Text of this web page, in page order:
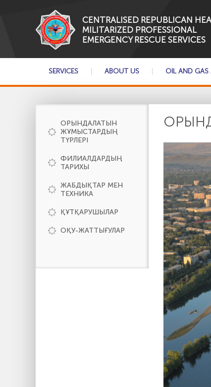
CENTRALISED REPUBLICAN
MILITARIZED PROFESSIONAL
EMERGENCY RESCUE SERVICES
SERVICES ABOUT US OIL AND GAS
ОРЫНДАЛАТЫН
ЖҰМЫСТАРДЫҢ
ТҮРЛЕРІ
ФИЛИАЛДАРДЫҢ
ТАРИХЫ
ЖАБДЫҚТАР МЕН
ТЕХНИКА
ҚҰТҚАРУШЫЛАР
ОҚУ-ЖАТТЫҒУЛАР